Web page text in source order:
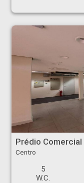
Prédio Comercial
Centro
5
W.C.